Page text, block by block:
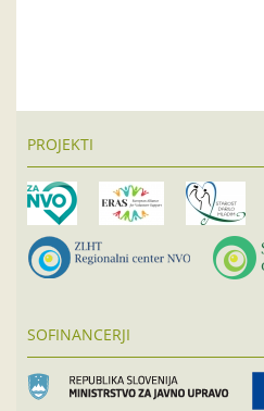
PROJEKTI
SOFINANCERJI